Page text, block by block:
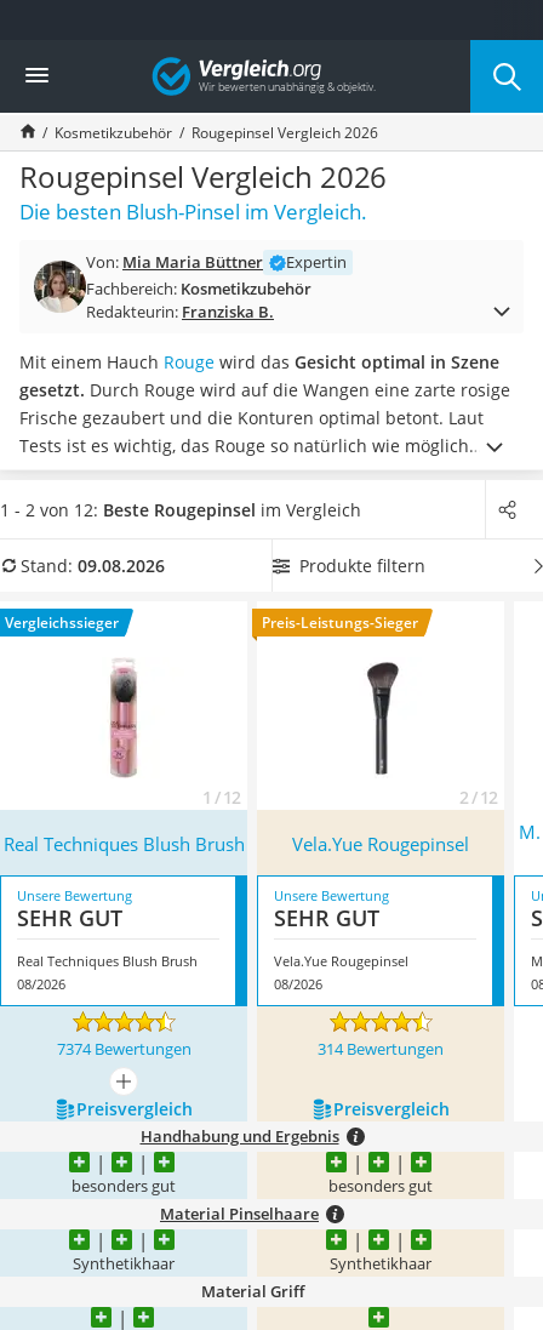
Die beliebtesten Vergleiche nach Kategorie
Drogerie
Inhalator
Haarschneider
Rollator
Braun Rasierer
Katzenklappe (Chip)
Masturbator
Massagepistole
Reisehaartrockner
Eiweißpulver
Magnesiumpräparat
Katzenklappe
Nackenmassagegerät
Zeckenschutz Katze
Philips-Sonicare-Zahnbürste
Mineralfutter Pferd
Massagegerät
Vergleich
Kosmetikzubehör Rougepinsel Vergleich 2026
Rougepinsel Vergleich 2026
Die besten Blush-Pinsel im Vergleich.
Von: Mia Maria Büttner
Expertin
Fachbereich: Kosmetikzubehör
Redakteurin: Franziska B.
Mit einem Hauch Rouge wird das Gesicht optimal in Szene
gesetzt. Durch Rouge wird auf die Wangen eine zarte rosige
Frische gezaubert und die Konturen optimal betont. Laut
Tests ist es wichtig, das Rouge so natürlich wie möglich
aufzutragen, damit es gut zur Geltung kommt bzw. nicht zu
künstlich wirkt. Deshalb sollten Sie hierfür immer einen
aus unserer Vergleichstabelle, der einenabgeschrägten
zu können. Überzeugt hat uns hier im August 2026
besonders das Modell
Real Techniques Blush Brush
seinen Eigenschaften.
1 - 2 von 12: Beste Rougepinsel im Vergleich
Stand: 09.08.2026 Produkte filtern
Vergleichssieger
1 / 12
Preis-Leistungs-Sieger
2 / 12
Real Techniques Blush Brush Vela.Yue Rougepinsel
Unsere Bewertung
SEHR GUT
Real Techniques Blush Brush
08/2026
Unsere Bewertung
SEHR GUT
Vela.Yue Rougepinsel
08/2026
7374 Bewertungen 314 Bewertungen
mehr anzeigen
Preis­vergleich
Preis­vergleich
Handhabung und Ergebnis
besonders gut besonders gut
Material Pinselhaare
Synthetikhaar Synthetikhaar
Material Griff